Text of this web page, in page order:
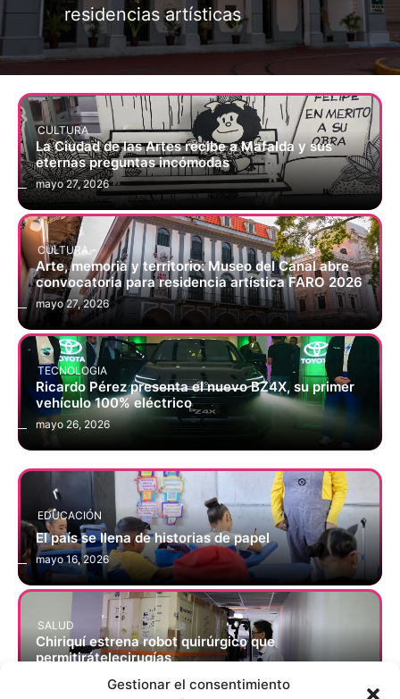
Gestionar el consentimiento
el poder de la aritmética
CULTURA
La Ciudad de las Artes recibe a Mafalda y sus
eternas preguntas incómodas
mayo 27, 2026
CULTURA
Arte, memoria y territorio: Museo del Canal abre
convocatoria para residencia artística FARO 2026
mayo 27, 2026
TECNOLOGIA
Ricardo Pérez presenta el nuevo BZ4X, su primer
vehículo 100% eléctrico
mayo 26, 2026
EDUCACIÓN
El país se llena de historias de papel
mayo 16, 2026
SALUD
Chiriquí estrena robot quirúrgico que
permitirátelecirugías